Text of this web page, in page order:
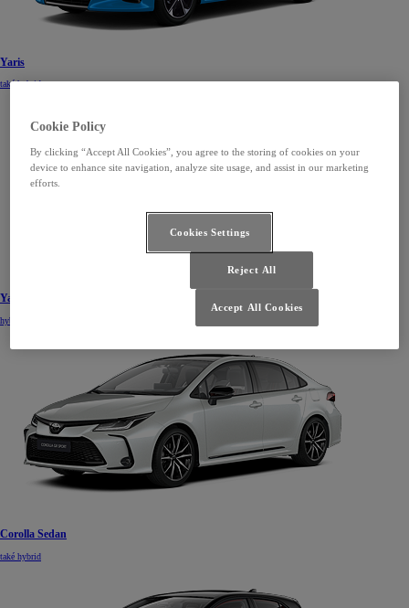
Yaris
také hybrid
Yaris Cross
hybrid
Corolla Sedan
také hybrid
Cookie Policy
By clicking “Accept All Cookies”, you agree to the storing of cookies on your
device to enhance site navigation, analyze site usage, and assist in our marketing
efforts.
Cookies Settings
Reject All
Accept All Cookies